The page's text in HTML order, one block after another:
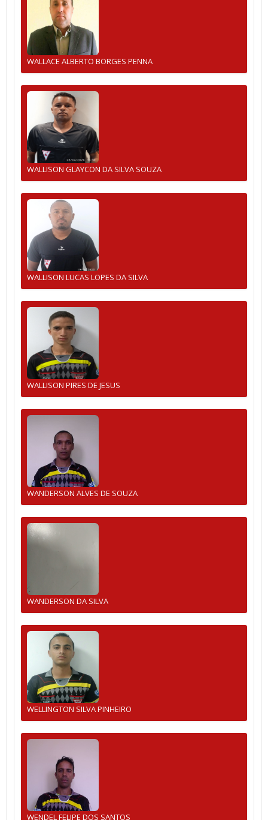
WALLACE ALBERTO BORGES PENNA
WALLISON GLAYCON DA SILVA SOUZA
WALLISON LUCAS LOPES DA SILVA
WALLISON PIRES DE JESUS
WANDERSON ALVES DE SOUZA
WANDERSON DA SILVA
WELLINGTON SILVA PINHEIRO
WENDEL FELIPE DOS SANTOS